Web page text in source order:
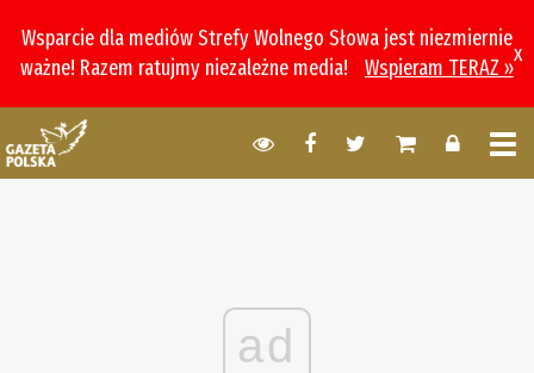
Wsparcie dla mediów Strefy Wolnego Słowa jest niezmiernie
ważne! Razem ratujmy niezależne media!
Wspieram TERAZ »
x
ad